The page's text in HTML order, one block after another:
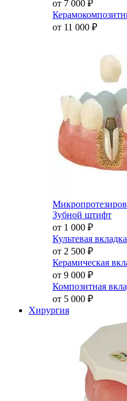
от 7 000 ₽
от 11 000 ₽
Зубной штифт
от 1 000 ₽
Культевая вкладка
от 2 500 ₽
Керамическая
от 9 000 ₽
Композитная
от 5 000 ₽
Хирургия